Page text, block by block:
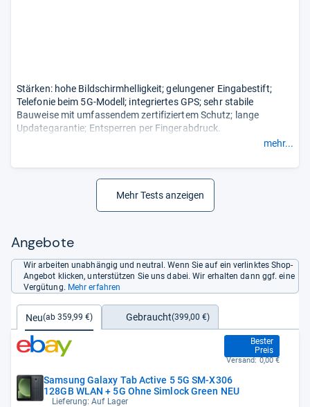
Stärken: hohe Bildschirmhelligkeit; gelungener Eingabestift;
Telefonie beim 5G-Modell; integriertes GPS; sehr stabile
Bauweise mit umfassendem zertifiziertem Schutz; lange
Updategarantie; Entsperren per Fingerabdruck.
mehr...
Mehr Tests anzeigen
Angebote
Wir arbeiten unabhängig und neutral. Wenn Sie auf ein verlinktes Shop-
Angebot klicken, unterstützen Sie uns dabei. Wir erhalten dann ggf. eine
Vergütung. Mehr erfahren
Neu(ab 359,99 €) Gebraucht(399,00 €)
Samsung Galaxy Tab Active 5 5G SM-X306
128GB WLAN + 5G Ohne Simlock Green NEU
Lieferung: Auf Lager
Bester
Preis
359,99 €
Versand: 0,00 €